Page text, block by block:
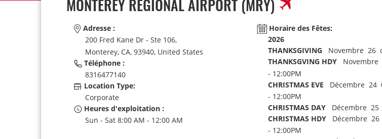
MONTEREY REGIONAL AIRPORT(MRY)
Adresse :
200 Fred Kane Dr - Ste 106,
Monterey, CA, 93940, United States
Téléphone :
8316477140
Location Type:
Corporate
Heures d'exploitation :
Sun - Sat 8:00 AM - 12:00 AM
Horaire des Fêtes:
2026
THANKSGIVING Novembre 26
THANKSGVING HDYNovembre
- 12:00PM
CHRISTMAS EVE Décembre 24
- 12:00PM
CHRISTMAS DAYDécembre 25
CHRISTMAS HDYDécembre 26
- 12:00PM